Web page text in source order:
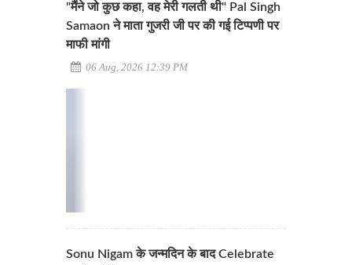
"मैंने जो कुछ कहा, वह मेरी गलती थी" Pal Singh
Samaon ने माता गुजरी जी पर की गई टिप्पणी पर
माफी मांगी
06 Aug, 2026 12:39 PM
Sonu Nigam के जन्मदिन के बाद Celebrate